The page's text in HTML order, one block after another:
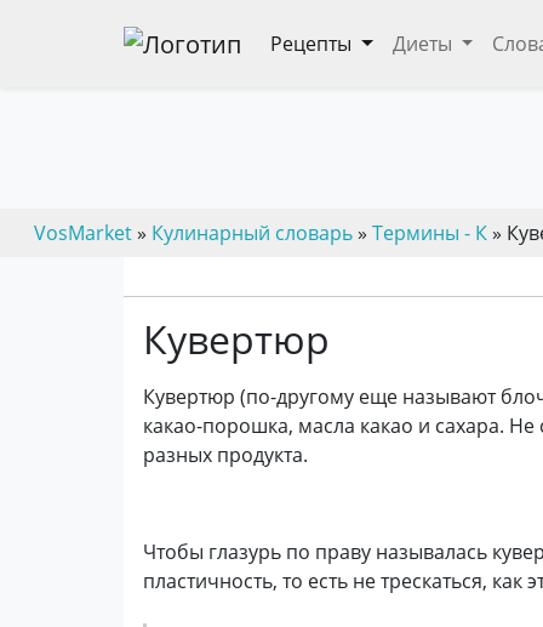
Рецепты Диеты
VosMarket» Кулинарный словарь» Термины - К»
Кувертюр
Кувертюр (по-другому еще называют
какао-порошка, масла какао и сахара.
разных продукта.
Чтобы глазурь по праву называлась
пластичность, то есть не трескаться,